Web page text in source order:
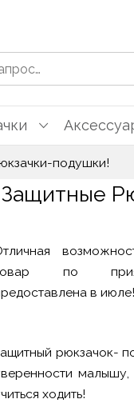
подушки!
Защитные
по
в июле!
рюкзачок-
малышу,
ходить!